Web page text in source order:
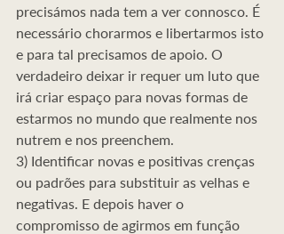
precisámos nada tem a ver connosco. É
necessário chorarmos e libertarmos isto
e para tal precisamos de apoio. O
verdadeiro deixar ir requer um luto que
irá criar espaço para novas formas de
estarmos no mundo que realmente nos
nutrem e nos preenchem.
3) Identificar novas e positivas crenças
ou padrões para substituir as velhas e
negativas. E depois haver o
compromisso de agirmos em função